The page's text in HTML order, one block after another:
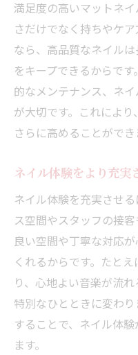
満足度の高いマットネ
さだけでなく持ちやケ
なら、高品質なネイル
をキープできるからで
的なメンテナンス、ネ
が大切です。これによ
さらに高めることができ
ネイル体験をより充実
ネイル体験を充実させ
ス空間やスタッフの接
良い空間や丁寧な対応
くれるからです。たと
り、心地よい音楽が流
特別なひとときに変わ
することで、ネイル体
ます。